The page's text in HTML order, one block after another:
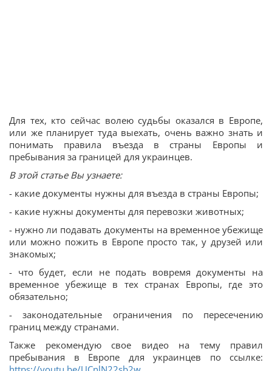
Для тех, кто сейчас волею судьбы оказался в Европе,
или же планирует туда выехать, очень важно знать и
понимать правила въезда в страны Европы и
пребывания за границей для украинцев.
В этой статье Вы узнаете:
- какие документы нужны для въезда в страны Европы;
- какие нужны документы для перевозки животных;
- нужно ли подавать документы на временное убежище
или можно пожить в Европе просто так, у друзей или
знакомых;
- что будет, если не подать вовремя документы на
временное убежище в тех странах Европы, где это
обязательно;
- законодательные ограничения по пересечению
границ между странами.
Также рекомендую свое видео на тему правил
пребывания в Европе для украинцев по ссылке: